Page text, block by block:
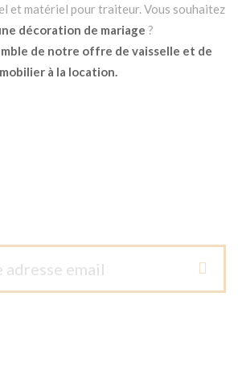
et matériel pour traiteur. Vous souhaitez
décoration de mariage ?
de notre offre de vaisselle et de
mobilier à la location.